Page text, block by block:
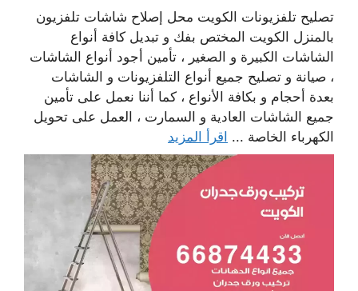
تصليح تلفزيونات الكويت محل إصلاح شاشات تلفزيون
بالمنزل الكويت المختص بفك و تبديل كافة أنواع
الشاشات الكبيرة و الصغير ، تأمين أجود أنواع الشاشات
، صيانة و تصليح جميع أنواع التلفزيونات و الشاشات
بعدة أحجام و بكافة الأنواع ، كما أننا نعمل على تأمين
جميع الشاشات العادية و السمارت ، العمل على تحويل
الكهرباء الخاصة ... اقرأ المزيد